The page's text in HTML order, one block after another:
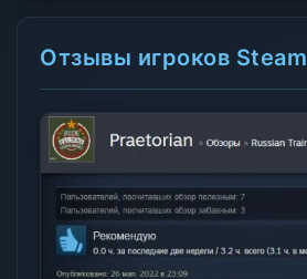
Отзывы игроков Steam